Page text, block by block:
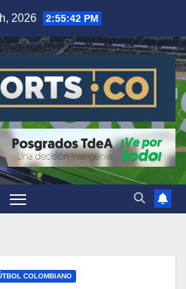
2026 2:55:43 PM
COLOMBIANO